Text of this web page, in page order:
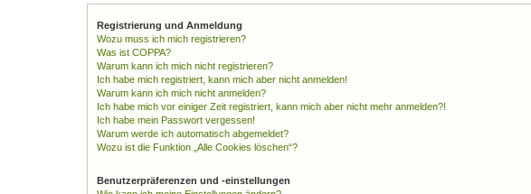
Registrierung und Anmeldung
Wozu muss ich mich registrieren?
Was ist COPPA?
Warum kann ich mich nicht registrieren?
Ich habe mich registriert, kann mich aber nicht anmelden!
Warum kann ich mich nicht anmelden?
Ich habe mich vor einiger Zeit registriert, kann mich aber nicht mehr anmelden?!
Ich habe mein Passwort vergessen!
Warum werde ich automatisch abgemeldet?
Wozu ist die Funktion „Alle Cookies löschen“?
Benutzerpräferenzen und -einstellungen